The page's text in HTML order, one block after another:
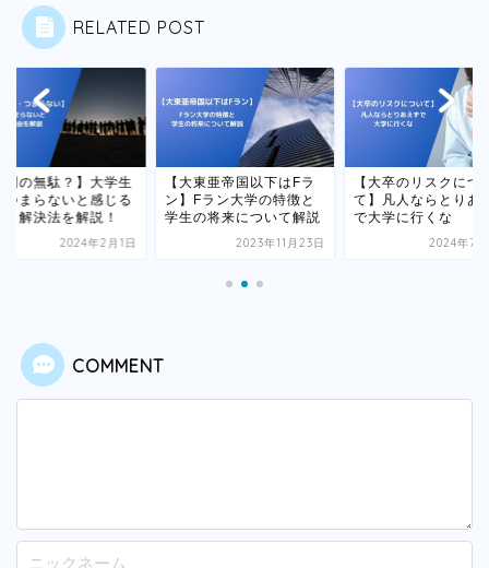
RELATED POST
間の無駄？】大学生
つまらないと感じる
と解決法を解説！
2024年2月1日
【大東亜帝国以下はFラ
ン】Fラン大学の特徴と
学生の将来について解説
2023年11月23日
【大卒のリスクにつ
て】凡人ならとりあ
で大学に行くな
2024年7
COMMENT